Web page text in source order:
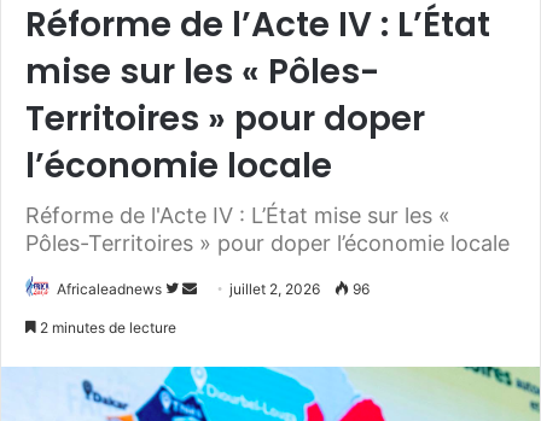
Réforme de l’Acte IV : L’État
mise sur les « Pôles-
Territoires » pour doper
l’économie locale
Réforme de l'Acte IV : L’État mise sur les «
Pôles-Territoires » pour doper l’économie locale
Africaleadnews
S
v
r
o
y
juillet 2, 2026 96
2 minutes de lecture